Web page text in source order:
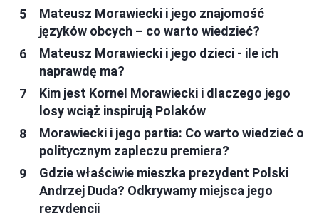
Mateusz Morawiecki i jego znajomość
języków obcych – co warto wiedzieć?
Mateusz Morawiecki i jego dzieci - ile ich
naprawdę ma?
Kim jest Kornel Morawiecki i dlaczego jego
losy wciąż inspirują Polaków
Morawiecki i jego partia: Co warto wiedzieć o
politycznym zapleczu premiera?
Gdzie właściwie mieszka prezydent Polski
Andrzej Duda? Odkrywamy miejsca jego
rezydencji